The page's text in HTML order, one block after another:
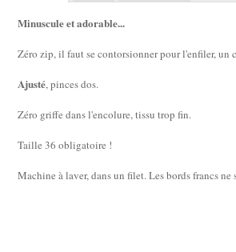
Minuscule et adorable...
Zéro zip, il faut se contorsionner pour l'enfiler, un
Ajusté, pinces dos.
Zéro griffe dans l'encolure, tissu trop fin.
Taille 36 obligatoire !
Machine à laver, dans un filet. Les bords francs